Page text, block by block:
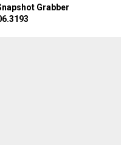
Grabber